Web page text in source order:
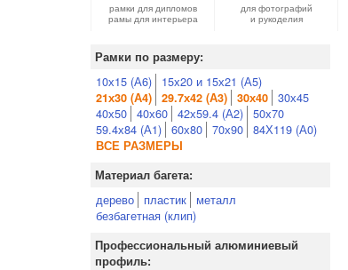
рамки для дипломов
рамы для интерьера
для фотографий
и рукоделия
Рамки по размеру:
10х15 (А6) 15х20 и 15х21 (А5)
21х30 (А4) 29.7х42 (А3) 30х40
30х45
40х50 40х60 42х59.4 (А2) 50х70
59.4х84 (А1) 60х80 70х90 84Х119 (А0)
ВСЕ РАЗМЕРЫ
Материал багета:
дерево пластик
металл
безбагетная (клип)
Профессиональный алюминиевый
профиль: